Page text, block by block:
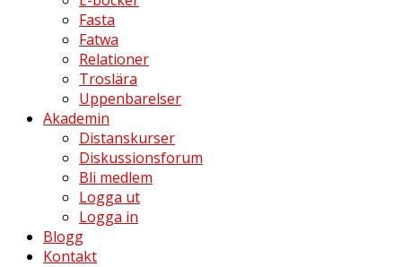
Fasta
Fatwa
Relationer
Troslära
Uppenbarelser
Akademin
Distanskurser
Diskussionsforum
Bli medlem
Logga ut
Logga in
Blogg
Kontakt